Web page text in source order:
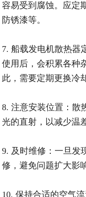
容易受到腐蚀。应定
防锈漆等。
7. 船载发电机散热器
使用后，会积累各种
此，需要定期更换冷
8. 注意安装位置：散
光的直射，以减少温
9. 及时维修：一旦发
修，避免问题扩大影
10. 保持合适的空气